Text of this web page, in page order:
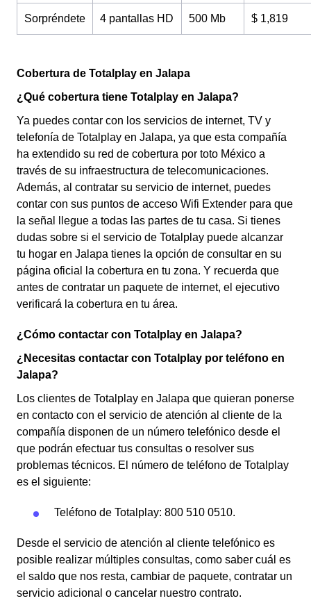
Sorpréndete 4 pantallas HD 500 Mb $ 1,819
Cobertura de Totalplay en Jalapa
¿Qué cobertura tiene Totalplay en Jalapa?
Ya puedes contar con los servicios de internet, TV y
telefonía de Totalplay en Jalapa, ya que esta compañía
ha extendido su red de cobertura por toto México a
través de su infraestructura de telecomunicaciones.
Además, al contratar su servicio de internet, puedes
contar con sus puntos de acceso Wifi Extender para que
la señal llegue a todas las partes de tu casa. Si tienes
dudas sobre si el servicio de Totalplay puede alcanzar
tu hogar en Jalapa tienes la opción de consultar en su
página oficial la cobertura en tu zona. Y recuerda que
antes de contratar un paquete de internet, el ejecutivo
verificará la cobertura en tu área.
¿Cómo contactar con Totalplay en Jalapa?
¿Necesitas contactar con Totalplay por teléfono en
Jalapa?
Los clientes de Totalplay en Jalapa que quieran ponerse
en contacto con el servicio de atención al cliente de la
compañía disponen de un número telefónico desde el
que podrán efectuar tus consultas o resolver sus
problemas técnicos. El número de teléfono de Totalplay
es el siguiente:
Teléfono de Totalplay: 800 510 0510.
Desde el servicio de atención al cliente telefónico es
posible realizar múltiples consultas, como saber cuál es
el saldo que nos resta, cambiar de paquete, contratar un
servicio adicional o cancelar nuestro contrato.